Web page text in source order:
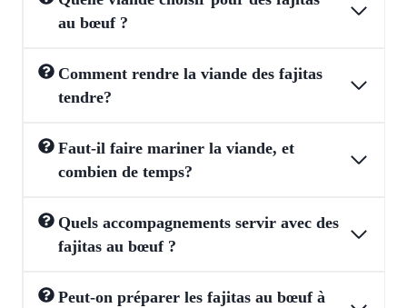
au bœuf ?
Comment rendre la viande des fajitas
tendre?
Faut-il faire mariner la viande, et
combien de temps?
Quels accompagnements servir avec des
fajitas au bœuf ?
Peut-on préparer les fajitas au bœuf à